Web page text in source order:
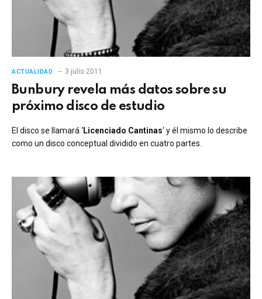
ACTUALIDAD 3 julio 2011
Bunbury revela más datos sobre su
próximo disco de estudio
El disco se llamará ‘Licenciado Cantinas‘ y él mismo lo describe
como un disco conceptual dividido en cuatro partes.